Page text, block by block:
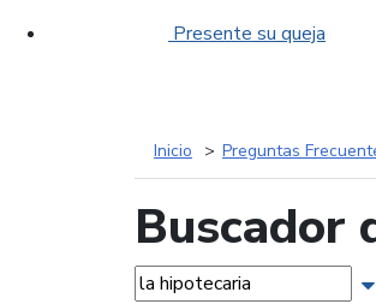
Presente su queja
Inicio Preguntas
Buscador
Palabras...